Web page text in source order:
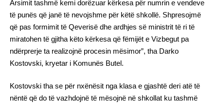
Arsimit tashmë kemi dorëzuar kërkesa për numrin e vendeve
të punës që janë të nevojshme për këtë shkollë. Shpresojmë
që pas formimit të Qeverisë dhe ardhjes së ministrit të ri të
miratohen të gjitha këto kërkesa që fëmijët e Vizbegut pa
ndërprerje ta realizojnë procesin mësimor”, tha Darko
Kostovski, kryetar i Komunës Butel.
Kostovski tha se për nxënësit nga klasa e gjashtë deri atë të
nëntë që do të vazhdojnë të mësojnë në shkollat ku tashmë